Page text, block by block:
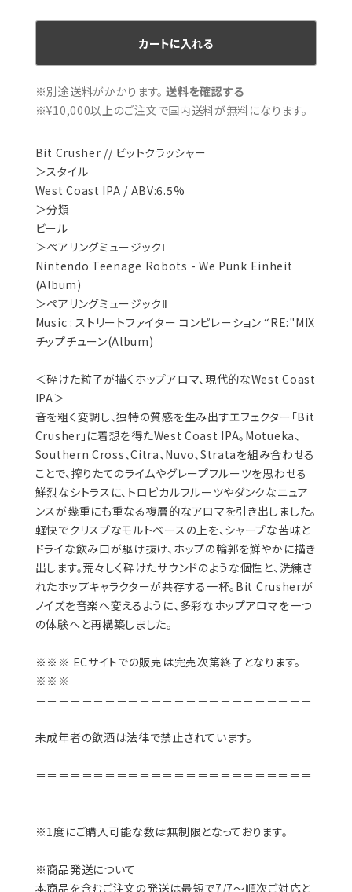
カートに入れる
※別途送料がかかります。 送料を確認する
※¥10,000以上のご注文で国内送料が無料になります。
Bit Crusher // ビットクラッシャー
＞スタイル
West Coast IPA / ABV:6.5%
＞分類
ビール
＞ペアリングミュージックⅠ
Nintendo Teenage Robots - We Punk Einheit
(Album)
＞ペアリングミュージックⅡ
Music : ストリートファイター コンピレーション “RE:"MIX
チップチューン(Album)
＜砕けた粒子が描くホップアロマ、現代的なWest Coast
IPA＞
音を粗く変調し、独特の質感を生み出すエフェクター「Bit
Crusher」に着想を得たWest Coast IPA。Motueka、
Southern Cross、Citra、Nuvo、Strataを組み合わせる
ことで、搾りたてのライムやグレープフルーツを思わせる
鮮烈なシトラスに、トロピカルフルーツやダンクなニュア
ンスが幾重にも重なる複層的なアロマを引き出しました。
軽快でクリスプなモルトベースの上を、シャープな苦味と
ドライな飲み口が駆け抜け、ホップの輪郭を鮮やかに描き
出します。荒々しく砕けたサウンドのような個性と、洗練さ
れたホップキャラクターが共存する一杯。Bit Crusherが
ノイズを音楽へ変えるように、多彩なホップアロマを一つ
の体験へと再構築しました。
※※※ ECサイトでの販売は完売次第終了となります。
※※※
＝＝＝＝＝＝＝＝＝＝＝＝＝＝＝＝＝＝＝＝＝＝＝＝
未成年者の飲酒は法律で禁止されています。
＝＝＝＝＝＝＝＝＝＝＝＝＝＝＝＝＝＝＝＝＝＝＝＝
※1度にご購入可能な数は無制限となっております。
※商品発送について
本商品を含むご注文の発送は最短で7/7～順次ご対応と